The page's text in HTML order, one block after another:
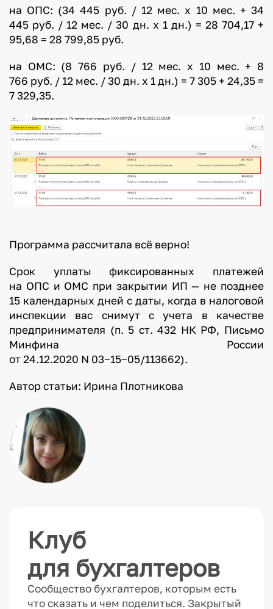
на ОПС: (34 445 руб. / 12 мес. x 10 мес. + 34
445 руб. / 12 мес. / 30 дн. x 1 дн.) = 28 704,17 +
95,68 = 28 799,85 руб.
на ОМС: (8 766 руб. / 12 мес. x 10 мес. + 8
766 руб. / 12 мес. / 30 дн. x 1 дн.) = 7 305 + 24,35 =
7 329,35.
Программа рассчитала всё верно!
Срок уплаты фиксированных платежей
на ОПС и ОМС при закрытии ИП — не позднее
15 календарных дней с даты, когда в налоговой
инспекции вас снимут с учета в качестве
предпринимателя (п. 5 ст. 432 НК РФ, Письмо
Минфина России
от 24.12.2020 N 03−15−05/113662).
Автор статьи: Ирина Плотникова
Клуб
для бухгалтеров
Сообщество бухгалтеров, которым есть
что сказать и чем поделиться. Закрытый